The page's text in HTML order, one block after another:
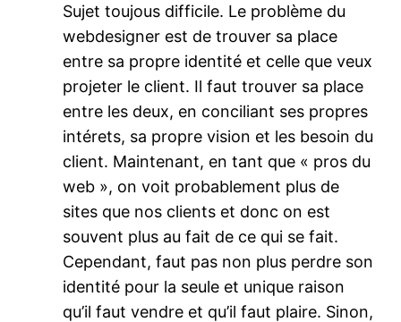
Sujet toujous difficile. Le problème du
webdesigner est de trouver sa place
entre sa propre identité et celle que veux
projeter le client. Il faut trouver sa place
entre les deux, en conciliant ses propres
intérets, sa propre vision et les besoin du
client. Maintenant, en tant que « pros du
web », on voit probablement plus de
sites que nos clients et donc on est
souvent plus au fait de ce qui se fait.
Cependant, faut pas non plus perdre son
identité pour la seule et unique raison
qu’il faut vendre et qu’il faut plaire. Sinon,